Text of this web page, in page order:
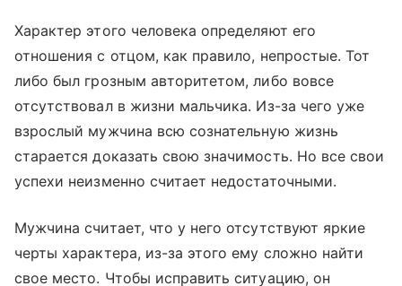
Характер этого человека определяют его
отношения с отцом, как правило, непростые. Тот
либо был грозным авторитетом, либо вовсе
отсутствовал в жизни мальчика. Из-за чего уже
взрослый мужчина всю сознательную жизнь
старается доказать свою значимость. Но все свои
успехи неизменно считает недостаточными.
Мужчина считает, что у него отсутствуют яркие
черты характера, из-за этого ему сложно найти
свое место. Чтобы исправить ситуацию, он